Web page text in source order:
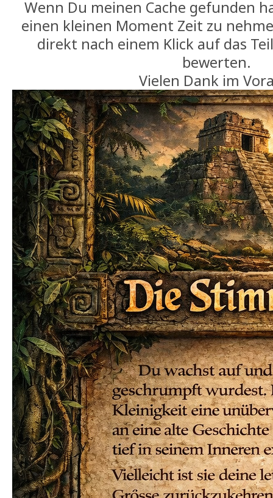
Wenn Du meinen Cache gefunden
einen kleinen Moment Zeit zu
direkt nach einem Klick auf das
bewerten.
Vielen Dank im